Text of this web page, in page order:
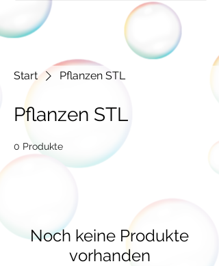
Start Pflanzen STL
Pflanzen STL
0 Produkte
Noch keine Produkte
vorhanden